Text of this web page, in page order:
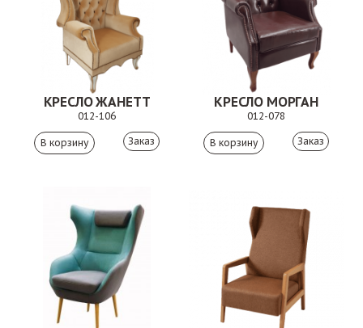
КРЕСЛО ЖАНЕТТ
012-106
Заказ
КРЕСЛО МОРГАН
012-078
Заказ